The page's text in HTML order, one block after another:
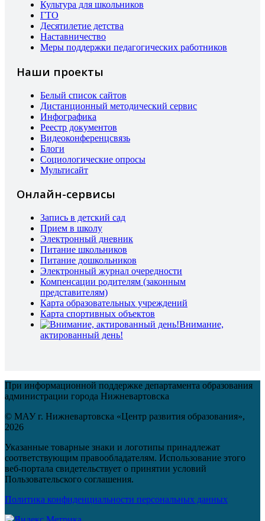
Культура для школьников
ГТО
Десятилетие детства
Наставничество
Меры поддержки педагогических работников
Наши проекты
Белый список сайтов
Дистанционный методический сервис
Инфографика
Реестр документов
Видеоконференцсвязь
Блоги
Социологические опросы
Мультисайт
Онлайн-сервисы
Запись в детский сад
Прием в школу
Электронный дневник
Питание школьников
Питание дошкольников
Электронный журнал очередности
Компенсации родителям (законным
представителям)
Карта образовательных учреждений
Карта спортивных объектов
Внимание,
актированный день!
При информационной поддержке департамента образования
администрации города Нижневартовска
© МАУ г. Нижневартовска «Центр развития образования»,
2026
Указанные товарные знаки и логотипы принадлежат
соответствующим правообладателям. Использование этого
веб-портала свидетельствует о принятии условий
Пользовательского соглашения.
Политика конфиденциальности персональных данных